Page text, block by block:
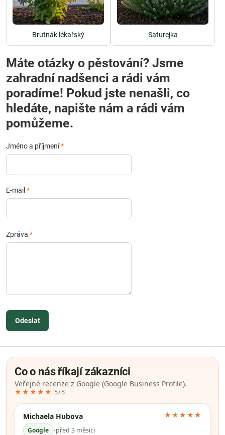
Brutnák lékařský Saturejka
Máte otázky o pěstování? Jsme
zahradní nadšenci a rádi vám
poradíme! Pokud jste nenašli, co
hledáte, napište nám a rádi vám
pomůžeme.
Jméno a příjmení*
E-mail *
Zpráva *
Odeslat
Co o nás říkají zákazníci
Veřejné recenze z Google (Google Business Profile).
★★★★★ 5/5
Michaela Hubova
Google •před 3 měsíci
★★★★★